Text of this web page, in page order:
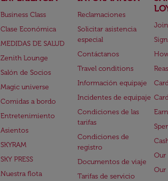
Business Class
Clase Económica
MEDIDAS DE SALUD
Zenith Lounge
Salón de Socios
Magic universe
Comidas a bordo
Entretenimiento
Asientos
SKYRAM
SKY PRESS
Nuestra flota
Reclamaciones
Solicitar asistencia
especial
Contáctanos
Travel conditions
Información equipaje
Incidentes de equipaje
Condiciones de las
tarifas
Condiciones de
registro
Documentos de viaje
Tarifas de servicio
Our
Our